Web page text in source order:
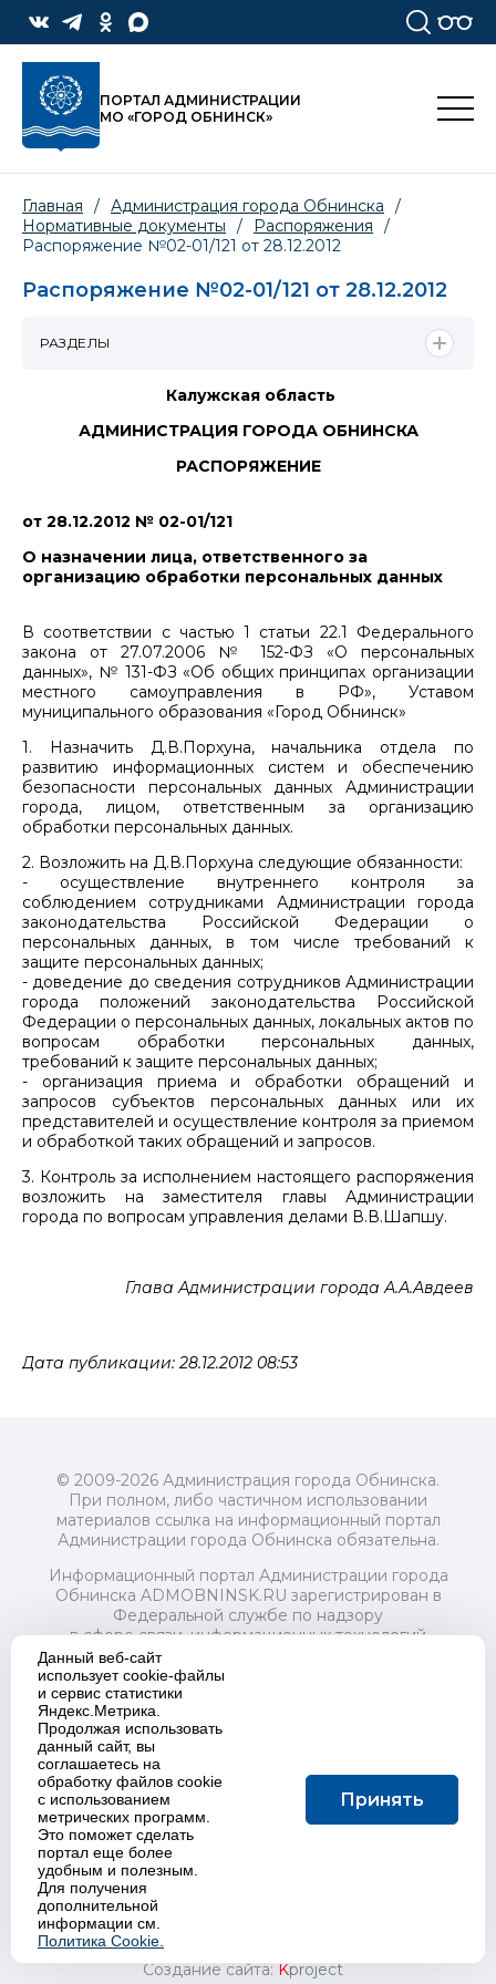
ПОРТАЛ АДМИНИСТРАЦИИ
МО «ГОРОД ОБНИНСК»
Главная / Администрация города Обнинска
/
Нормативные документы
/ Распоряжения
/
Распоряжение №02-01/121 от 28.12.2012
Распоряжение №02-01/121 от 28.12.2012
Калужская область
АДМИНИСТРАЦИЯ ГОРОДА ОБНИНСКА
РАСПОРЯЖЕНИЕ
от 28.12.2012 № 02-01/121
О назначении лица, ответственного за
организацию обработки персональных данных
В соответствии с частью 1 статьи 22.1 Федерального
закона от 27.07.2006 № 152-ФЗ «О персональных
данных», № 131-ФЗ «Об общих принципах организации
местного самоуправления в РФ», Уставом
муниципального образования «Город Обнинск»
1. Назначить Д.В.Порхуна, начальника отдела по
развитию информационных систем и обеспечению
безопасности персональных данных Администрации
города, лицом, ответственным за организацию
обработки персональных данных.
2. Возложить на Д.В.Порхуна следующие обязанности:
- осуществление внутреннего контроля за
соблюдением сотрудниками Администрации города
законодательства Российской Федерации о
персональных данных, в том числе требований к
защите персональных данных;
- доведение до сведения сотрудников Администрации
города положений законодательства Российской
Федерации о персональных данных, локальных актов по
вопросам обработки персональных данных,
требований к защите персональных данных;
- организация приема и обработки обращений и
запросов субъектов персональных данных или их
представителей и осуществление контроля за приемом
и обработкой таких обращений и запросов.
3. Контроль за исполнением настоящего распоряжения
возложить на заместителя главы Администрации
города по вопросам управления делами В.В.Шапшу.
Глава Администрации города А.А.Авдеев
Дата публикации: 28.12.2012 08:53
РАЗДЕЛЫ
© 2009-2026 Администрация города Обнинска.
При полном, либо частичном использовании
материалов ссылка на информационный портал
Администрации города Обнинска обязательна.
Информационный портал Администрации города
Обнинска ADMOBNINSK.RU зарегистрирован в
Федеральной службе по надзору
в сфере связи, информационных технологий
и массовых коммуникаций (Роскомнадзор) 24 июля
2018 года.
Свидетельство о регистрации Эл № ФС77-73321
Учредитель: Администрация (исполнительно-
распорядительный орган) городского округа "Город
Обнинск". Главный редактор: Байкова Е.А.
Адрес электронной почты Редакции:
redactor@admobninsk.ru
Телефон Редакции: +7 (484) 395-85-85
Настоящий ресурс содержит материалы 18+
Политика в отношении обработки персональных
Создание сайта:Kproject
Данный веб-сайт
использует cookie-файлы
и сервис статистики
Яндекс.Метрика.
Продолжая использовать
данный сайт, вы
соглашаетесь на
обработку файлов cookie
с использованием
метрических программ.
Это поможет сделать
портал еще более
удобным и полезным.
Для получения
дополнительной
информации см.
Политика Cookie.
Принять